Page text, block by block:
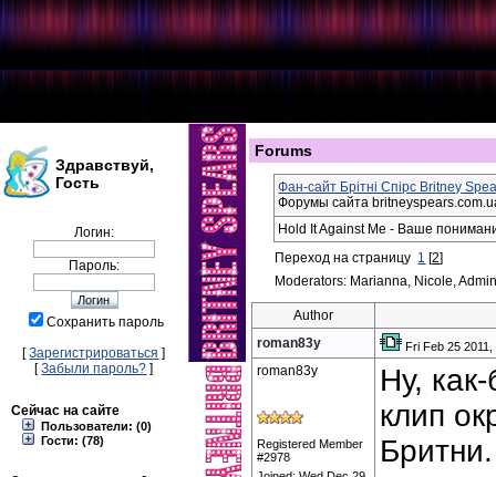
Здравствуй,
Гость
Логин:
Пароль:
Сохранить пароль
[Зарегистрироваться ]
[Забыли пароль? ]
Сейчас на сайте
Пользователи: (0)
Гости: (78)
Forums
Фан-сайт Брітні Спірс Britney
Форумы сайта
Hold It Against Me - Ваше
Переход на страницу 1 [2]
Moderators: Marianna, Nicole,
Author
roman83y
Fri Feb 25 2011,
roman83y
Registered Member
#2978
Ну,
клип